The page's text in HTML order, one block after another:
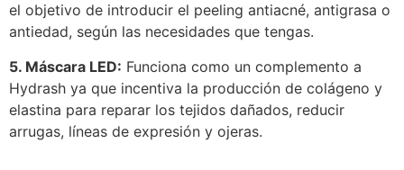
el objetivo de introducir el peeling antiacné, antigrasa o
antiedad, según las necesidades que tengas.
5. Máscara LED: Funciona como un complemento a
Hydrash ya que incentiva la producción de colágeno y
elastina para reparar los tejidos dañados, reducir
arrugas, líneas de expresión y ojeras.